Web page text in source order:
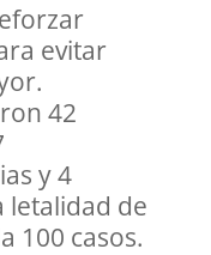
evitar
42
y 4
letalidad de
100 casos.